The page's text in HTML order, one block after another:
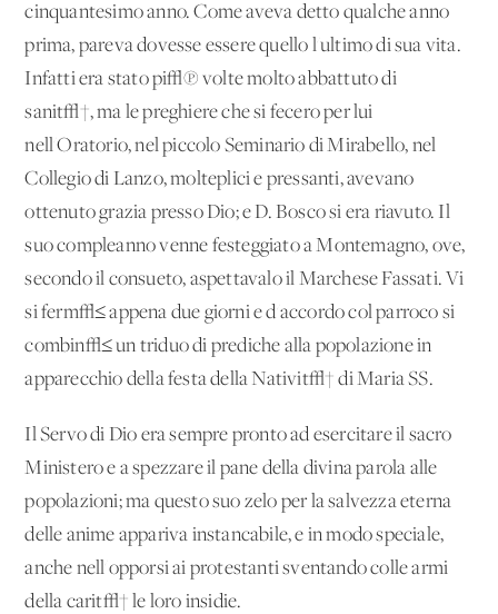
cinquantesimo anno. Come aveva detto qualche anno
prima, pareva dovesse essere quello l'ultimo di sua vita.
Infatti era stato pi√π volte molto abbattuto di
sanit√†, ma le preghiere che si fecero per lui
nell'Oratorio, nel piccolo Seminario di Mirabello, nel
Collegio di Lanzo, molteplici e pressanti, avevano
ottenuto grazia presso Dio; e D. Bosco si era riavuto. Il
suo compleanno venne festeggiato a Montemagno, ove,
secondo il consueto, aspettavalo il Marchese Fassati. Vi
si ferm√≤ appena due giorni e d'accordo col parroco si
combin√≤ un triduo di prediche alla popolazione in
apparecchio della festa della Nativit√† di Maria SS.
Il Servo di Dio era sempre pronto ad esercitare il sacro
Ministero e a spezzare il pane della divina parola alle
popolazioni; ma questo suo zelo per la salvezza eterna
delle anime appariva instancabile, e in modo speciale,
anche nell'opporsi ai protestanti sventando colle armi
della carit√† le loro insidie.